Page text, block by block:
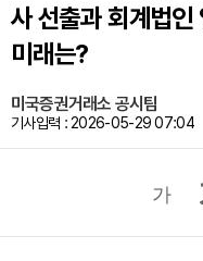
사 선출과 회계법인
미래는?
미국증권거래소 공시팀
기사입력 : 2026-05-29 07:04
가